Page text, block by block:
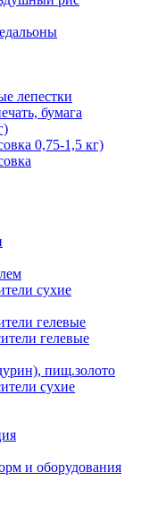
лепестки
бумага
0,75-1,5 кг)
сухие
гелевые
гелевые
пищ.золото
сухие
и оборудования